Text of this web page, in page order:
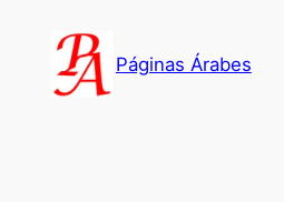
contenido
Páginas Árabes